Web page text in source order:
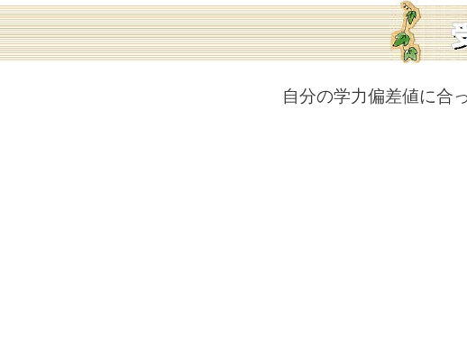
自分の学力偏差値に合